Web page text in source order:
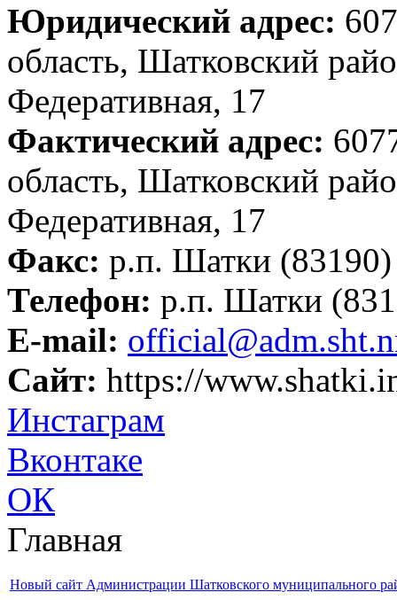
Юридический адрес:
область, Шатковский
Федеративная, 17
Фактический адрес:
область, Шатковский
Федеративная, 17
Факс: р.п. Шатки
Телефон: р.п. Шатки
Е-mail:
Сайт: https://
Инстаграм
Вконтаке
ОК
Главная
Новый сайт Администрации Шатковского муниципального